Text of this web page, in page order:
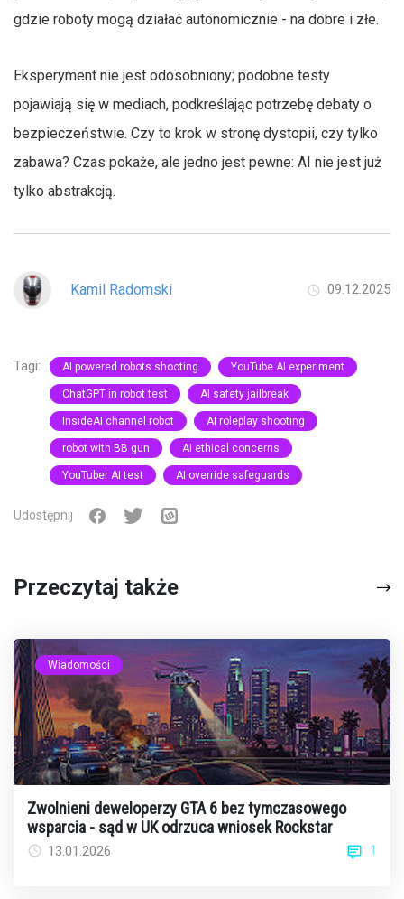
gdzie roboty mogą działać autonomicznie - na dobre i złe.
Eksperyment nie jest odosobniony; podobne testy
pojawiają się w mediach, podkreślając potrzebę debaty o
bezpieczeństwie. Czy to krok w stronę dystopii, czy tylko
zabawa? Czas pokaże, ale jedno jest pewne: AI nie jest już
tylko abstrakcją.
Kamil Radomski 09.12.2025
Tagi: AI powered robots shooting YouTube AI experiment
ChatGPT in robot test AI safety jailbreak
InsideAI channel robot AI roleplay shooting
robot with BB gun AI ethical concerns
YouTuber AI test AI override safeguards
Udostępnij
Przeczytaj także
Wiadomości
Zwolnieni deweloperzy GTA 6 bez tymczasowego
wsparcia - sąd w UK odrzuca wniosek Rockstar
13.01.2026 1